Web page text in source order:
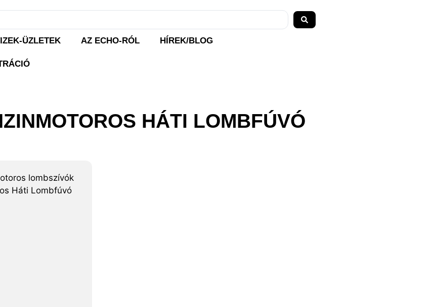
ÜZLETEK AZ ECHO-RÓL HÍREK/BLOG
HÁTI LOMBFÚVÓ
lombszívók
Háti Lombfúvó